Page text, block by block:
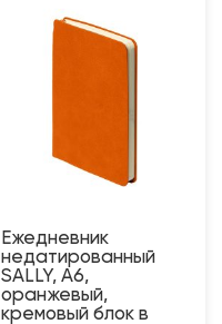
Ежедневник
недатированный
SALLY, A6,
оранжевый,
кремовый блок в